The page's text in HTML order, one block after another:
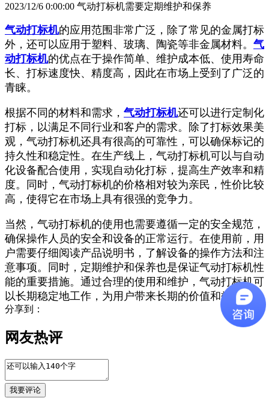
2023/12/6 0:00:00 气动打标机需要定期维护和保养
气动打标机的应用范围非常广泛，除了常见的金属打标
外，还可以应用于塑料、玻璃、陶瓷等非金属材料。 气
动打标机的优点在于操作简单、维护成本低、使用寿命
长、打标速度快、精度高，因此在市场上受到了广泛的
青睐。
根据不同的材料和需求， 气动打标机还可以进行定制化
打标，以满足不同行业和客户的需求。除了打标效果美
观，气动打标机还具有很高的可靠性，可以确保标记的
持久性和稳定性。在生产线上，气动打标机可以与自动
化设备配合使用，实现自动化打标，提高生产效率和精
度。同时，气动打标机的价格相对较为亲民，性价比较
高，使得它在市场上具有很强的竞争力。
当然，气动打标机的使用也需要遵循一定的安全规范，
确保操作人员的安全和设备的正常运行。在使用前，用
户需要仔细阅读产品说明书，了解设备的操作方法和注
意事项。同时，定期维护和保养也是保证气动打标机性
能的重要措施。通过合理的使用和维护，气动打标机可
以长期稳定地工作，为用户带来长期的价值和效益。
分享到：
网友热评